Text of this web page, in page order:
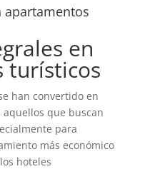
apartamentos
en
turísticos
han convertido en
que buscan
para
más económico
hoteles